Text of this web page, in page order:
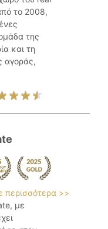
το 2008,
της
και τη
αγοράς,
περισσότερα >>
με